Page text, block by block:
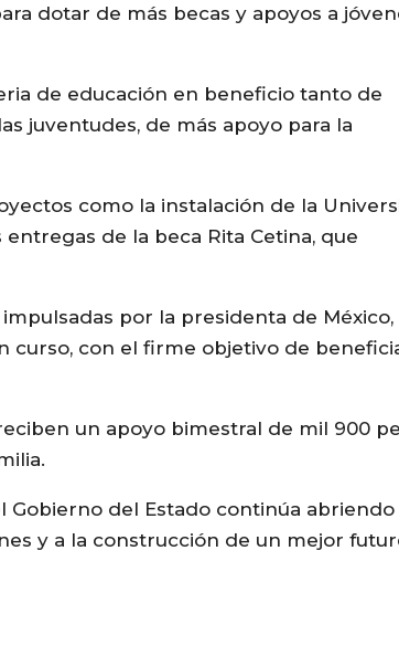
dotar de más becas y apoyos a
de educación en beneficio tanto de
juventudes, de más apoyo para la
como la instalación de la
de la beca Rita Cetina, que
por la presidenta de México,
curso, con el firme objetivo de
un apoyo bimestral de mil 900
Gobierno del Estado continúa abriendo
y a la construcción de un mejor